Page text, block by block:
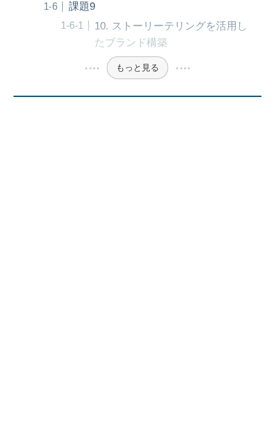
課題9
10. ストーリーテリングを活用し
たブランド構築
もっと見る